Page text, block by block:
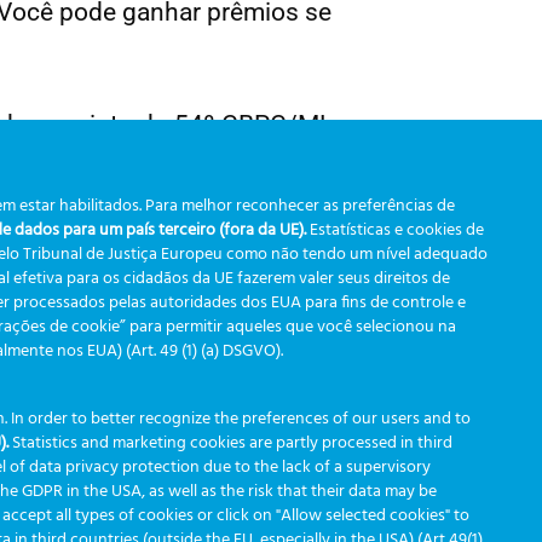
pode ganhar prêmios se
o recinto do 54º CBPC/ML.
próximo enigma.
las na sequência.
do jogo, onde serão entregues
Podemos começar?
estar habilitados. Para melhor reconhecer as preferências de
para um país terceiro (fora da UE).Estatísticas e cookies de
Tribunal de Justiça Europeu como não tendo um nível adequado
para os cidadãos da UE fazerem valer seus direitos de
processados pelas autoridades dos EUA para fins de controle e
de cookie” para permitir aqueles que você selecionou na
nos EUA) (Art. 49 (1) (a) DSGVO).
order to better recognize the preferences of our users and to
Statistics and marketing cookies are partly processed in third
of data privacy protection due to the lack of a supervisory
in the USA, as well as the risk that their data may be
all types of cookies or click on "Allow selected cookies" to